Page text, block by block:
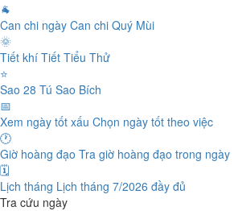
🐐
Can chi ngày Can chi Quý Mùi
🌞
Tiết khí Tiết Tiểu Thử
⭐
Sao 28 Tú Sao Bích
📅
Xem ngày tốt xấu Chọn ngày tốt theo việc
🕐
Giờ hoàng đạo Tra giờ hoàng đạo trong ngày
🗓️
Lịch tháng Lịch tháng 7/2026 đầy đủ
Tra cứu ngày